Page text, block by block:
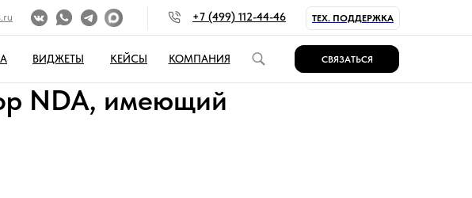
+7 (499) 112-44-46 ТЕХ. ПОДДЕРЖКА
ВИДЖЕТЫ КЕЙСЫ КОМПАНИЯ СВЯЗАТЬСЯ
NDA, имеющий